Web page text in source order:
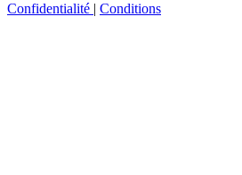
Confidentialité | Conditions